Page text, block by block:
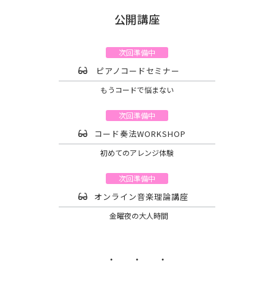
公開講座
次回準備中
ピアノコードセミナー
もうコードで悩まない
次回準備中
コード奏法WORKSHOP
初めてのアレンジ体験
次回準備中
オンライン音楽理論講座
金曜夜の大人時間
・ ・ ・